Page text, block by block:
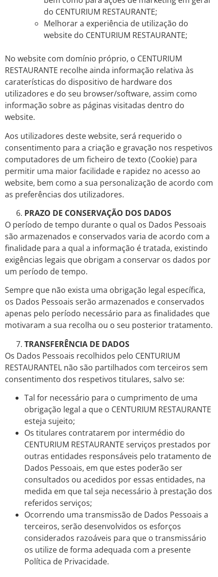
do CENTURIUM RESTAURANTE;
Melhorar a experiência de utilização do
website do CENTURIUM RESTAURANTE;
No website com domínio próprio, o CENTURIUM
RESTAURANTE recolhe ainda informação relativa às
caraterísticas do dispositivo de hardware dos
utilizadores e do seu browser/software, assim como
informação sobre as páginas visitadas dentro do
website.
Aos utilizadores deste website, será requerido o
consentimento para a criação e gravação nos respetivos
computadores de um ficheiro de texto (Cookie) para
permitir uma maior facilidade e rapidez no acesso ao
website, bem como a sua personalização de acordo com
as preferências dos utilizadores.
PRAZO DE CONSERVAÇÃO DOS DADOS
O período de tempo durante o qual os Dados Pessoais
são armazenados e conservados varia de acordo com a
finalidade para a qual a informação é tratada, existindo
exigências legais que obrigam a conservar os dados por
um período de tempo.
Sempre que não exista uma obrigação legal específica,
os Dados Pessoais serão armazenados e conservados
apenas pelo período necessário para as finalidades que
motivaram a sua recolha ou o seu posterior tratamento.
TRANSFERÊNCIA DE DADOS
Os Dados Pessoais recolhidos pelo CENTURIUM
RESTAURANTEL não são partilhados com terceiros sem
consentimento dos respetivos titulares, salvo se:
Tal for necessário para o cumprimento de uma
obrigação legal a que o CENTURIUM RESTAURANTE
esteja sujeito;
Os titulares contratarem por intermédio do
CENTURIUM RESTAURANTE serviços prestados por
outras entidades responsáveis pelo tratamento de
Dados Pessoais, em que estes poderão ser
consultados ou acedidos por essas entidades, na
medida em que tal seja necessário à prestação dos
referidos serviços;
Ocorrendo uma transmissão de Dados Pessoais a
terceiros, serão desenvolvidos os esforços
considerados razoáveis para que o transmissário
os utilize de forma adequada com a presente
Política de Privacidade.